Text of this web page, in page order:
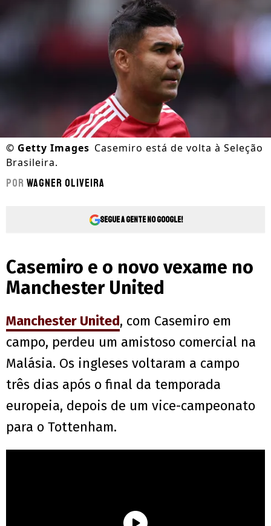
© Getty Images Casemiro está de volta à Seleção
Brasileira.
Por Wagner Oliveira
Segue a gente no Google!
Casemiro e o novo vexame no
Manchester United
Manchester United, com Casemiro em
campo, perdeu um amistoso comercial na
Malásia. Os ingleses voltaram a campo
três dias após o final da temporada
europeia, depois de um vice-campeonato
para o Tottenham.